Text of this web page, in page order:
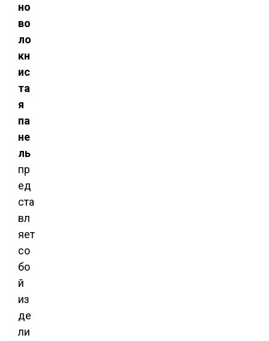
но
во
ло
кн
ис
та
я
па
не
ль
пр
ед
ста
вл
яет
со
бо
й
из
де
ли